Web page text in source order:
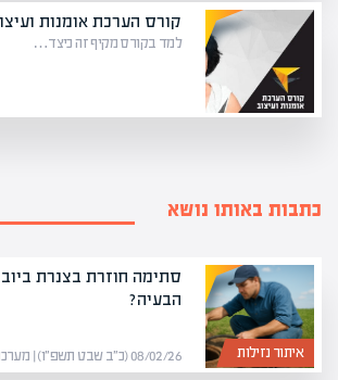
קורס הערכת אומנות
למד בקורס מקיף זה כיצד…
כתבות באותו נושא
איתור נזילות
סתימה חוזרת בצנרת
הבעיה?
08/02/26 (כ״ב שבט תשפ״ו) | מערכת אפיק